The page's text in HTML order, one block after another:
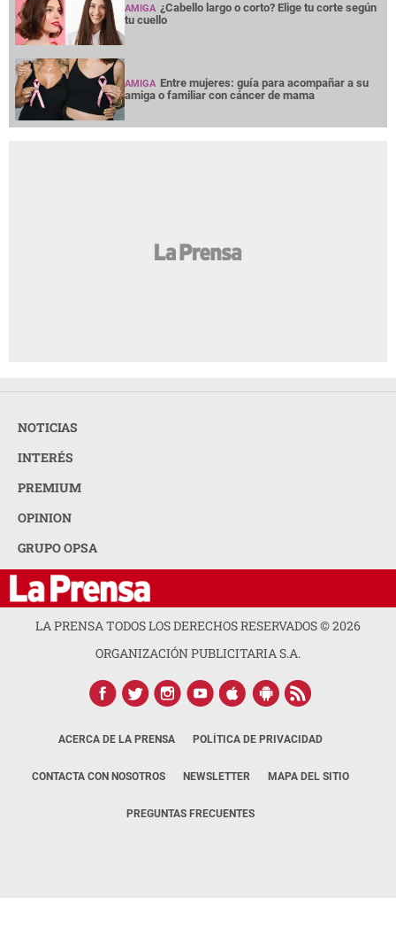
AMIGA ¿Cabello largo o corto? Elige tu corte según
tu cuello
AMIGA Entre mujeres: guía para acompañar a su
amiga o familiar con cáncer de mama
NOTICIAS
INTERÉS
PREMIUM
OPINION
GRUPO OPSA
LA PRENSA TODOS LOS DERECHOS RESERVADOS ©2026
ORGANIZACIÓN PUBLICITARIA S.A.
ACERCA DE LA PRENSA POLÍTICA DE PRIVACIDAD
CONTACTA CON NOSOTROS NEWSLETTER MAPA DEL SITIO
PREGUNTAS FRECUENTES